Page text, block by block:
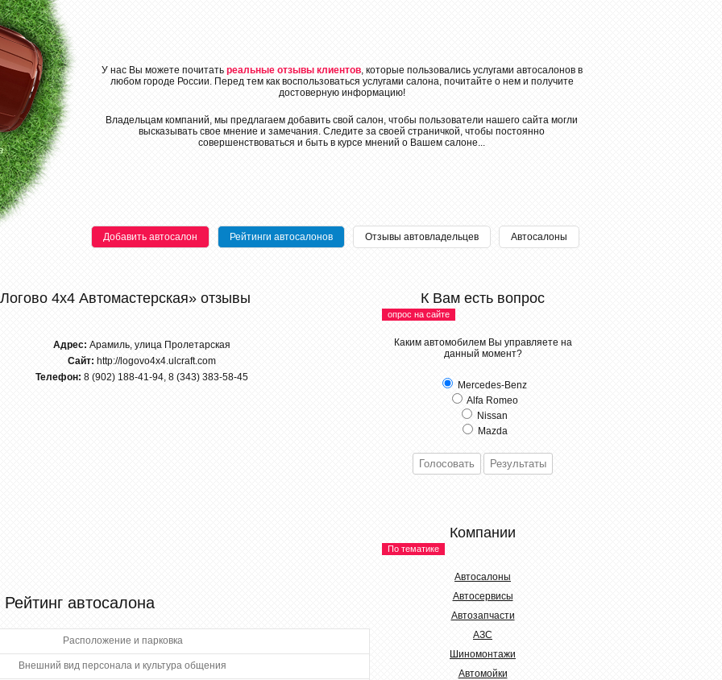
У нас Вы можете почитать реальные отзывы клиентов, которые пользовались услугами автосалонов в
любом городе России. Перед тем как воспользоваться услугами салона, почитайте о нем и получите
достоверную информацию!
Владельцам компаний, мы предлагаем добавить свой салон, чтобы пользователи нашего сайта могли
высказывать свое мнение и замечания. Следите за своей страничкой, чтобы постоянно
совершенствоваться и быть в курсе мнений о Вашем салоне...
Добавить автосалон Рейтинги автосалонов Отзывы автовладельцев Автосалоны
4х4 Автомастерская» отзывы
Адрес: Арамиль, улица Пролетарская
Сайт: http://logovo4x4.ulcraft.com
Телефон: 8 (902) 188-41-94, 8 (343) 383-58-45
Рейтинг автосалона
Расположение и парковка
Внешний вид персонала и культура общения
К Вам есть вопрос
опрос на сайте
Каким автомобилем Вы управляете на
данный момент?
Mercedes-Benz
Alfa Romeo
Nissan
Mazda
Компании
По тематике
Автосалоны
Автосервисы
Автозапчасти
АЗС
Шиномонтажи
Автомойки